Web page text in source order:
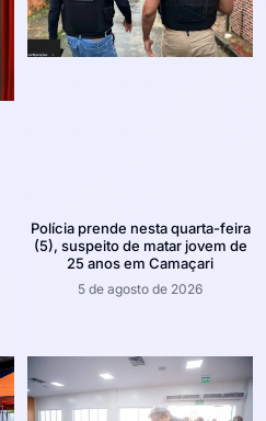
Polícia prende nesta quarta-feira
(5), suspeito de matar jovem de
25 anos em Camaçari
5 de agosto de 2026